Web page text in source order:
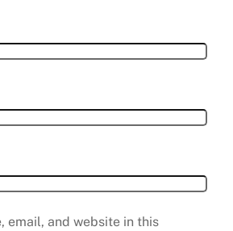
email, and website in this